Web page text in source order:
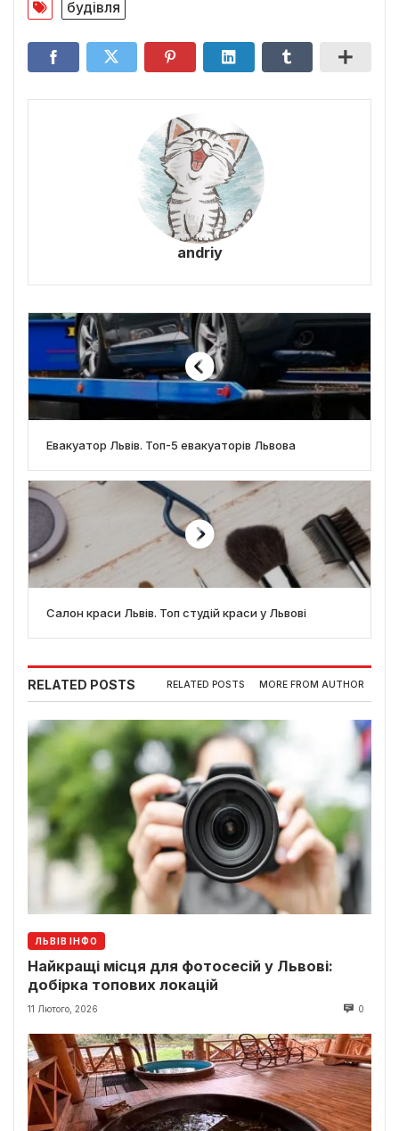
будівля
andriy
Евакуатор Львів. Топ-5 евакуаторів Львова
Салон краси Львів. Топ студій краси у Львові
RELATED POSTS RELATED POSTS MORE FROM AUTHOR
ЛЬВІВ ІНФО
Найкращі місця для фотосесій у Львові:
добірка топових локацій
11 Лютого, 2026 0